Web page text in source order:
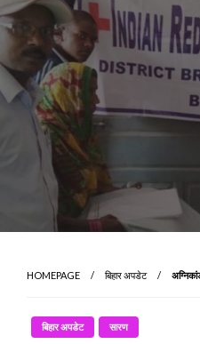
HOMEPAGE बिहार अपडेट
बिहार अपडेट सारण